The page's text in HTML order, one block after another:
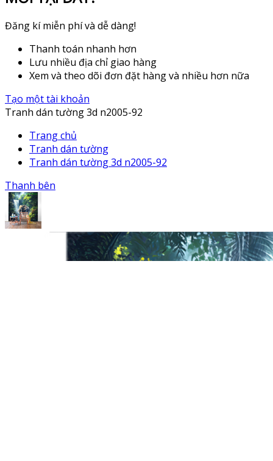
Đăng kí miễn phí và dễ dàng!
Thanh toán nhanh hơn
Lưu nhiều địa chỉ giao hàng
Xem và theo dõi đơn đặt hàng và nhiều hơn nữa
Tạo một tài khoản
Tranh dán tường 3d n2005-92
Trang chủ
Tranh dán tường
Tranh dán tường 3d n2005-92
Thanh bên